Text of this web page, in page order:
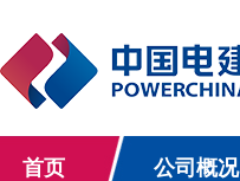
首页 公司概况